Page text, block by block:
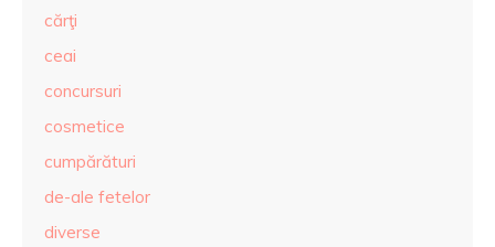
cărţi
ceai
concursuri
cosmetice
cumpărături
de-ale fetelor
diverse